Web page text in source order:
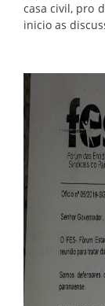
casa civil, pro
inicio as